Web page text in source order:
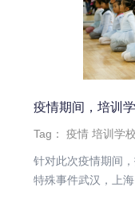
疫情期间，培训
Tag：疫情 培训学校
针对此次疫情期间
特殊事件武汉，上